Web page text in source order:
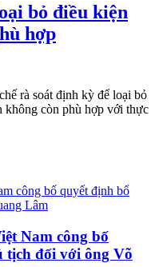
bỏ điều kiện
hợp
rà soát định kỳ để loại bỏ
không còn phù hợp với thực
Nam công bố
tịch đối với ông Võ